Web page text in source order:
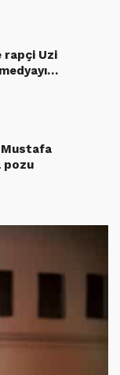
rapçi Uzi
pozu